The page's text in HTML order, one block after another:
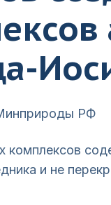
РФ
комплексов
и не